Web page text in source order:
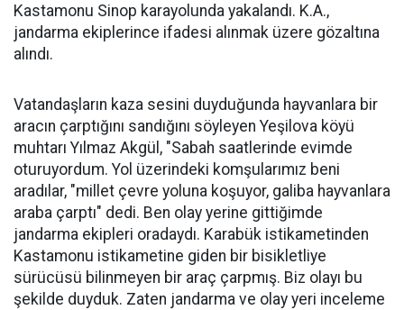
Kastamonu Sinop karayolunda yakalandı. K.A.,
jandarma ekiplerince ifadesi alınmak üzere gözaltına
alındı.
Vatandaşların kaza sesini duyduğunda hayvanlara bir
aracın çarptığını sandığını söyleyen Yeşilova köyü
muhtarı Yılmaz Akgül, "Sabah saatlerinde evimde
oturuyordum. Yol üzerindeki komşularımız beni
aradılar, "millet çevre yoluna koşuyor, galiba hayvanlara
araba çarptı" dedi. Ben olay yerine gittiğimde
jandarma ekipleri oradaydı. Karabük istikametinden
Kastamonu istikametine giden bir bisikletliye
sürücüsü bilinmeyen bir araç çarpmış. Biz olayı bu
şekilde duyduk. Zaten jandarma ve olay yeri inceleme